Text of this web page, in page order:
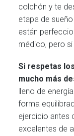
colchón y te
etapa de
están
médico, pero
Si respetas
mucho más
lleno de
forma
ejercicio antes
excelentes de